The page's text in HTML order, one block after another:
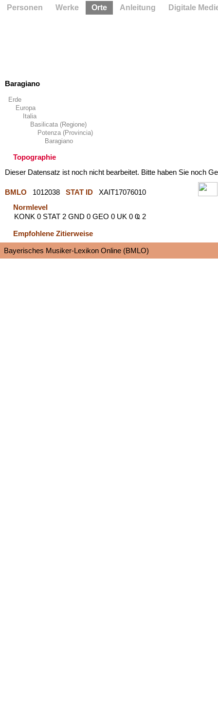
Baragiano
Erde
Europa
Italia
Basilicata (Regione)
Potenza (Provincia)
Baragiano
Topographie
Dieser Datensatz ist noch nicht bearbeitet. Bitte haben Sie noch
BMLO 1012038 STAT ID
XAIT17076010
Normlevel
KONK 0 STAT 2 GND 0 GEO 0 UK 0 Ҩ 2
Empfohlene Zitierweise
Bayerisches Musiker-Lexikon Online (BMLO)
Personen Werke Orte Anleitung Digitale